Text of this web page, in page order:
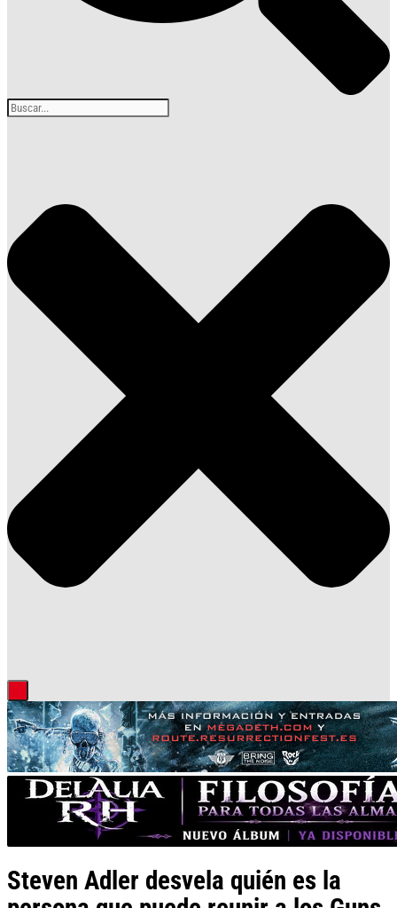
Steven Adler desvela quién es la